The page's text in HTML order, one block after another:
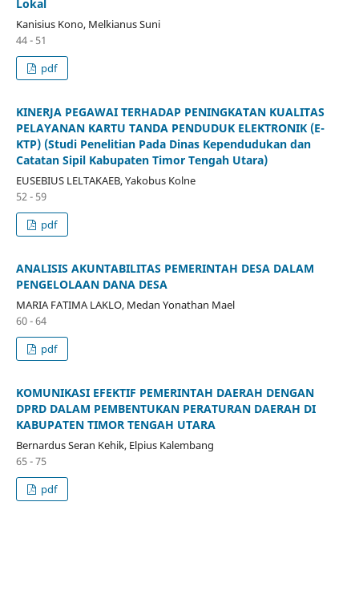
Lokal
Kanisius Kono, Melkianus Suni
44 - 51
pdf
KINERJA PEGAWAI TERHADAP PENINGKATAN KUALITAS
PELAYANAN KARTU TANDA PENDUDUK ELEKTRONIK (E-
KTP) (Studi Penelitian Pada Dinas Kependudukan dan
Catatan Sipil Kabupaten Timor Tengah Utara)
EUSEBIUS LELTAKAEB, Yakobus Kolne
52 - 59
pdf
ANALISIS AKUNTABILITAS PEMERINTAH DESA DALAM
PENGELOLAAN DANA DESA
MARIA FATIMA LAKLO, Medan Yonathan Mael
60 - 64
pdf
KOMUNIKASI EFEKTIF PEMERINTAH DAERAH DENGAN
DPRD DALAM PEMBENTUKAN PERATURAN DAERAH DI
KABUPATEN TIMOR TENGAH UTARA
Bernardus Seran Kehik, Elpius Kalembang
65 - 75
pdf